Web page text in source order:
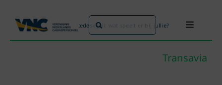
naar
inhoud
Toggle
Zoeken
naar:
Home» Transavia servicedesk juli: wat speelt er bij jullie?
Transavia